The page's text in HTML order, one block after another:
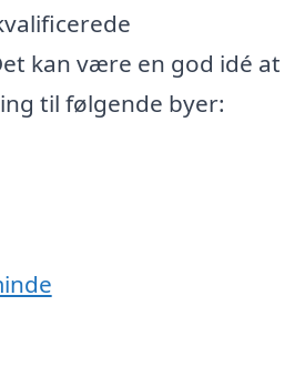
kan være en god idé at
til følgende byer: